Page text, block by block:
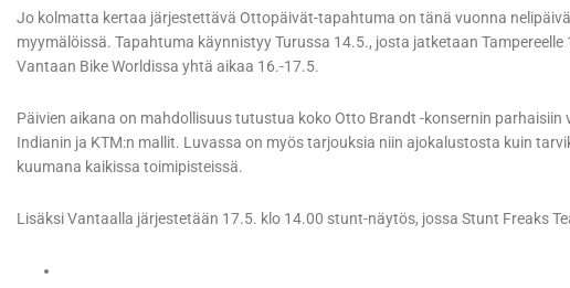
Jo kolmatta kertaa järjestettävä Ottopäivät-tapahtuma on tänä vuonna
myymälöissä. Tapahtuma käynnistyy Turussa 14.5., josta jatketaan
Vantaan Bike Worldissa yhtä aikaa 16.-17.5.
Päivien aikana on mahdollisuus tutustua koko Otto Brandt -konsernin parhaisiin
Indianin ja KTM:n mallit. Luvassa on myös tarjouksia niin ajokalustosta kuin
kuumana kaikissa toimipisteissä.
Lisäksi Vantaalla järjestetään 17.5. klo 14.00 stunt-näytös, jossa Stunt Freaks